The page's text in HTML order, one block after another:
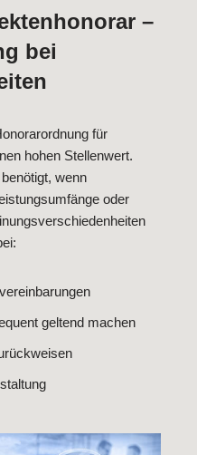
–
bei
für
hohen Stellenwert.
wenn
oder
geltend machen